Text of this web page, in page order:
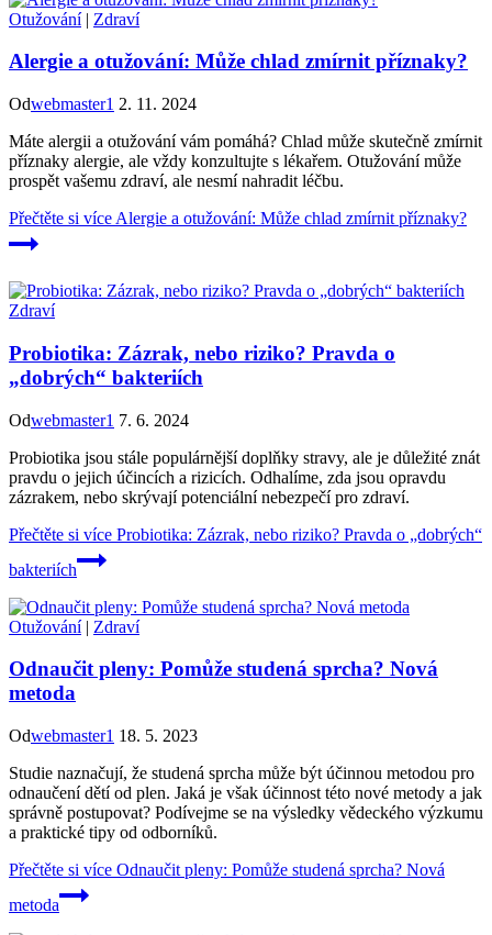
Otužování| Zdraví
Alergie a otužování: Může chlad zmírnit příznaky?
Odwebmaster1 2. 11. 2024
Máte alergii a otužování vám pomáhá? Chlad může skutečně zmírnit
příznaky alergie, ale vždy konzultujte s lékařem. Otužování může
prospět vašemu zdraví, ale nesmí nahradit léčbu.
Přečtěte si více Alergie a otužování: Může chlad zmírnit příznaky?
Zdraví
Probiotika: Zázrak, nebo riziko? Pravda o
„dobrých“ bakteriích
Odwebmaster1 7. 6. 2024
Probiotika jsou stále populárnější doplňky stravy, ale je důležité znát
pravdu o jejich účincích a rizicích. Odhalíme, zda jsou opravdu
zázrakem, nebo skrývají potenciální nebezpečí pro zdraví.
Přečtěte si více Probiotika: Zázrak, nebo riziko? Pravda o „dobrých“
bakteriích
Otužování| Zdraví
Odnaučit pleny: Pomůže studená sprcha? Nová
metoda
Odwebmaster1 18. 5. 2023
Studie naznačují, že studená sprcha může být účinnou metodou pro
odnaučení dětí od plen. Jaká je však účinnost této nové metody a jak
správně postupovat? Podívejme se na výsledky vědeckého výzkumu
a praktické tipy od odborníků.
Přečtěte si více Odnaučit pleny: Pomůže studená sprcha? Nová
metoda